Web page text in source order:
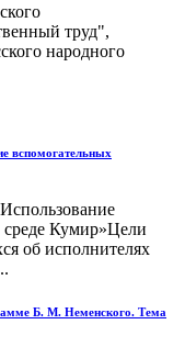
труд",
народного
вспомогательных
среде Кумир»Цели
об исполнителях
Б. М. Неменского. Тема